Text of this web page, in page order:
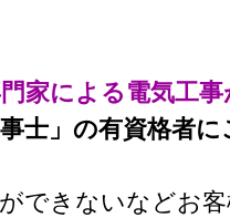
門家による電気工
士」の有資格者
できないなどお